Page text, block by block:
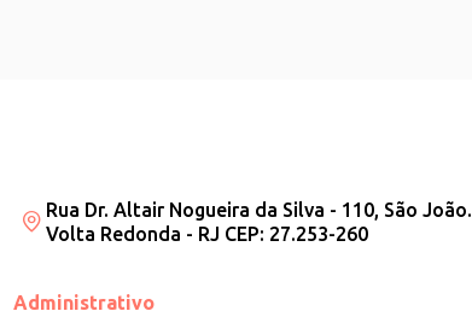
Rua Dr. Altair Nogueira da Silva - 110, São João.
Volta Redonda - RJ CEP: 27.253-260
Administrativo